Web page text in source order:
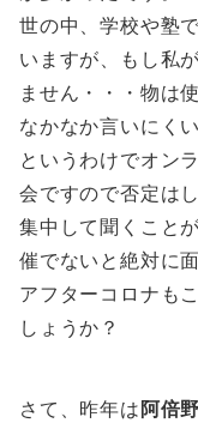
世の中、学校や塾
いますが、もし私
ません・・・物は
なかなか言いにく
というわけでオン
会ですので否定は
集中して聞くこと
催でないと絶対に
アフターコロナも
しょうか？
さて、昨年は 阿倍